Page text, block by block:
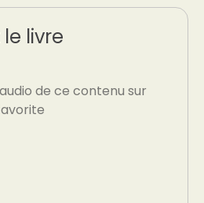
livre
de ce contenu sur